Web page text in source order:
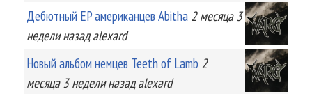
Дебютный EP американцев Abitha 2 месяца 3
неделиназад alexard
Новый альбом немцев Teeth of Lamb 2
месяца 3 неделиназад alexard